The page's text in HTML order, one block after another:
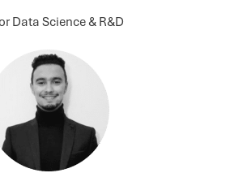
Data Science & R&D